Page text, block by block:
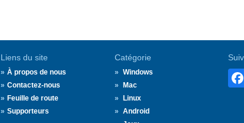
Liens du site
À propos de nous
Contactez-nous
Feuille de route
Supporteurs
Catégorie
Windows
Mac
Linux
Android